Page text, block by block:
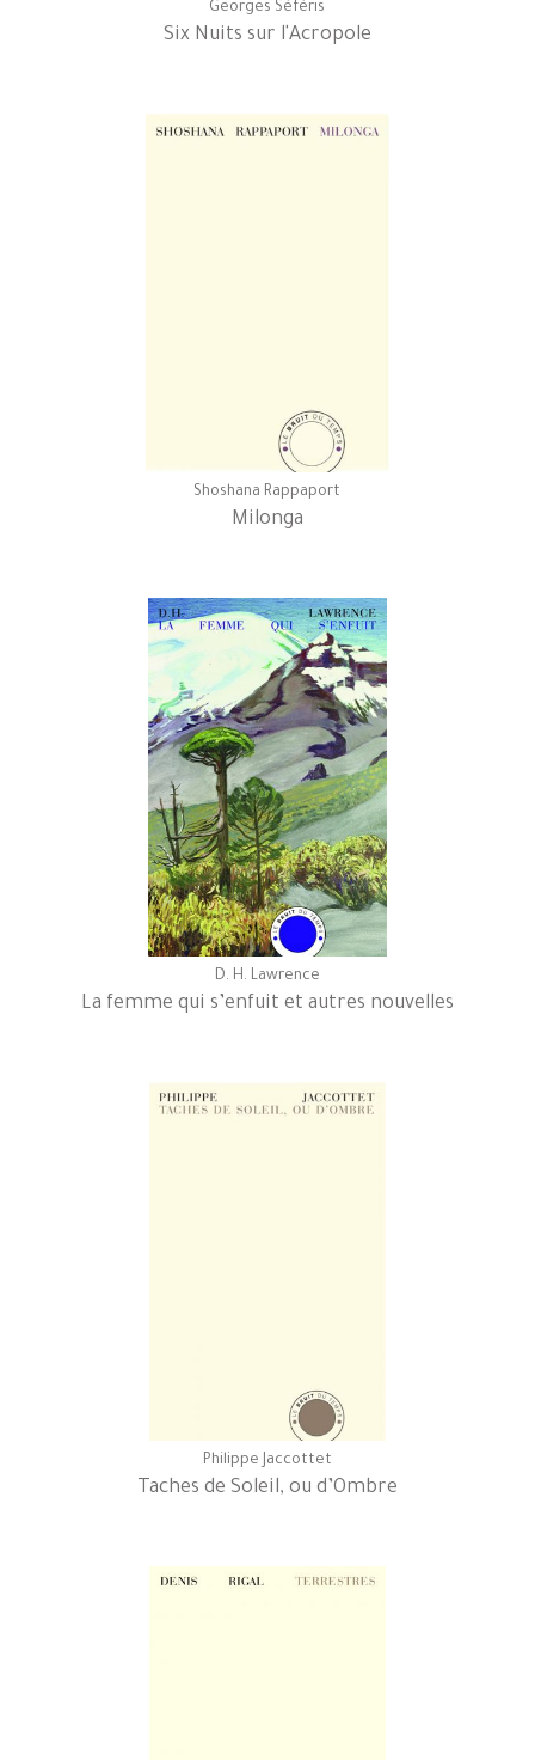
Georges Séféris
Six Nuits sur l'Acropole
Shoshana Rappaport
Milonga
D. H. Lawrence
La femme qui s’enfuit et autres nouvelles
Philippe Jaccottet
Taches de Soleil, ou d’Ombre